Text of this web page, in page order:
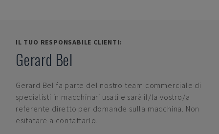
IL TUO RESPONSABILE CLIENTI:
Gerard Bel
Gerard Bel fa parte del nostro team commerciale di
specialisti in macchinari usati e sarà il/la vostro/a
referente diretto per domande sulla macchina. Non
esitatare a contattarlo.